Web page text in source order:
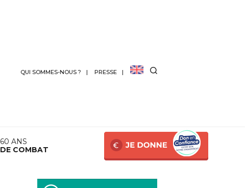
QUI SOMMES-NOUS ? PRESSE
60 ANS
DE COMBAT